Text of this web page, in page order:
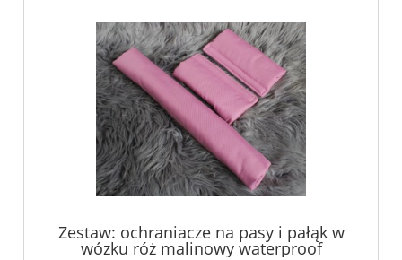
Zestaw: ochraniacze na pasy i pałąk w
wózku róż malinowy waterproof